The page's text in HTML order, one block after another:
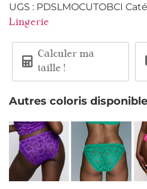
UGS : PDSLMOCUTOBCI
Lingerie
Calculer ma
taille !
Autres coloris